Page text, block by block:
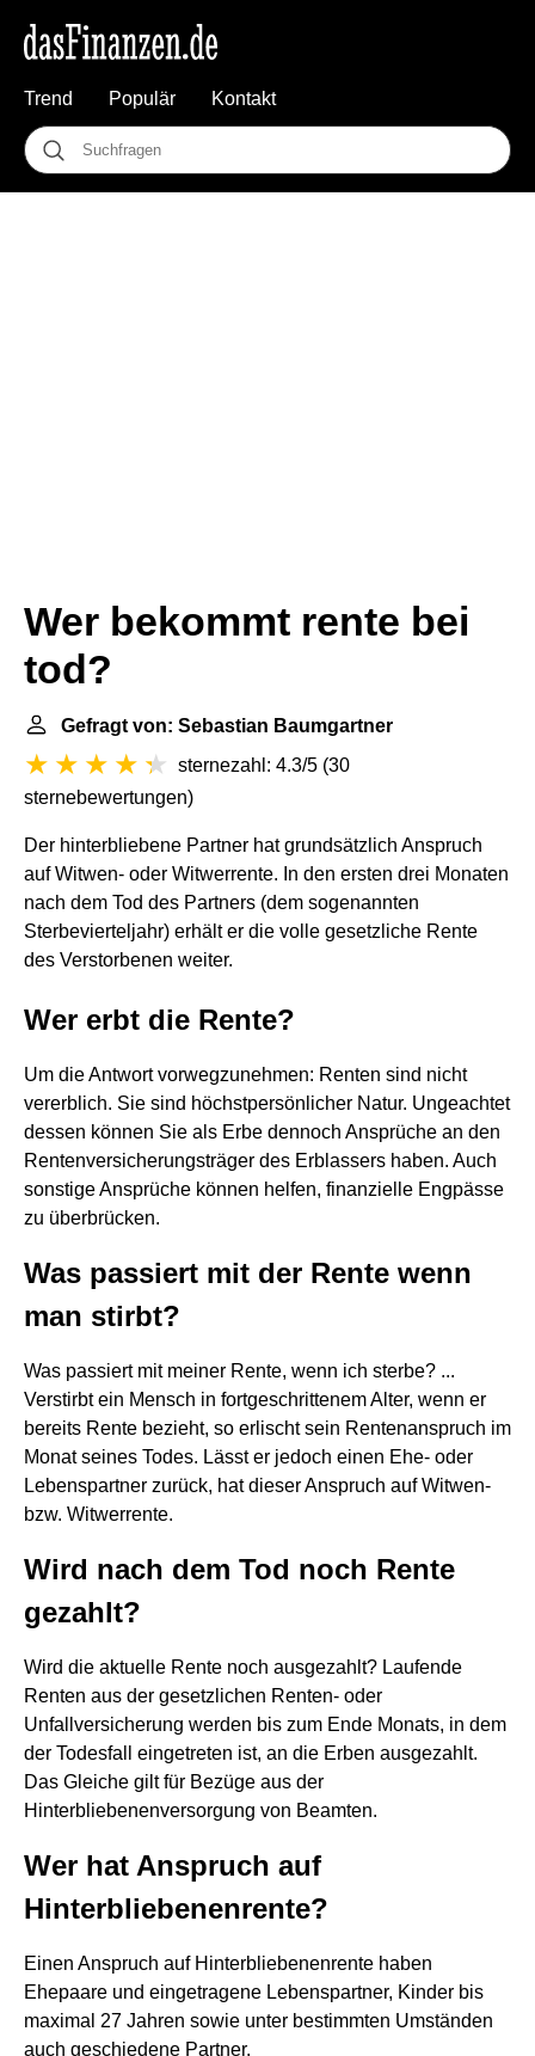
Trend Populär Kontakt
Wer bekommt rente bei
tod?
Gefragt von: Sebastian Baumgartner
sternezahl: 4.3/5 (30
sternebewertungen)
Der hinterbliebene Partner hat grundsätzlich Anspruch
auf Witwen- oder Witwerrente. In den ersten drei Monaten
nach dem Tod des Partners (dem sogenannten
Sterbevierteljahr) erhält er die volle gesetzliche Rente
des Verstorbenen weiter.
Wer erbt die Rente?
Um die Antwort vorwegzunehmen: Renten sind nicht
vererblich. Sie sind höchstpersönlicher Natur. Ungeachtet
dessen können Sie als Erbe dennoch Ansprüche an den
Rentenversicherungsträger des Erblassers haben. Auch
sonstige Ansprüche können helfen, finanzielle Engpässe
zu überbrücken.
Was passiert mit der Rente wenn
man stirbt?
Was passiert mit meiner Rente, wenn ich sterbe? ...
Verstirbt ein Mensch in fortgeschrittenem Alter, wenn er
bereits Rente bezieht, so erlischt sein Rentenanspruch im
Monat seines Todes. Lässt er jedoch einen Ehe- oder
Lebenspartner zurück, hat dieser Anspruch auf Witwen-
bzw. Witwerrente.
Wird nach dem Tod noch Rente
gezahlt?
Wird die aktuelle Rente noch ausgezahlt? Laufende
Renten aus der gesetzlichen Renten- oder
Unfallversicherung werden bis zum Ende Monats, in dem
der Todesfall eingetreten ist, an die Erben ausgezahlt.
Das Gleiche gilt für Bezüge aus der
Hinterbliebenenversorgung von Beamten.
Wer hat Anspruch auf
Hinterbliebenenrente?
Einen Anspruch auf Hinterbliebenenrente haben
Ehepaare und eingetragene Lebenspartner, Kinder bis
maximal 27 Jahren sowie unter bestimmten Umständen
auch geschiedene Partner.